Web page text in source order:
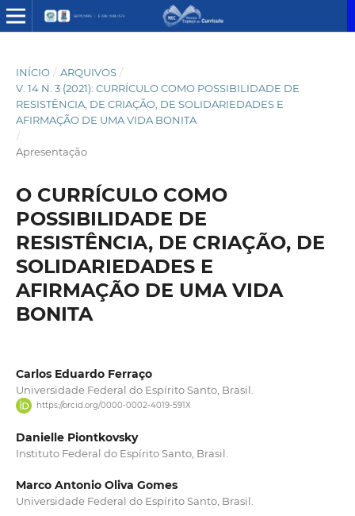
INÍCIO / ARQUIVOS /
V. 14 N. 3 (2021): CURRÍCULO COMO POSSIBILIDADE DE
RESISTÊNCIA, DE CRIAÇÃO, DE SOLIDARIEDADES E
AFIRMAÇÃO DE UMA VIDA BONITA
/
Apresentação
O CURRÍCULO COMO
POSSIBILIDADE DE
RESISTÊNCIA, DE CRIAÇÃO, DE
SOLIDARIEDADES E
AFIRMAÇÃO DE UMA VIDA
BONITA
Carlos Eduardo Ferraço
Universidade Federal do Espírito Santo, Brasil.
https://orcid.org/0000-0002-4019-591X
Danielle Piontkovsky
Instituto Federal do Espírito Santo, Brasil.
Marco Antonio Oliva Gomes
Universidade Federal do Espírito Santo, Brasil.